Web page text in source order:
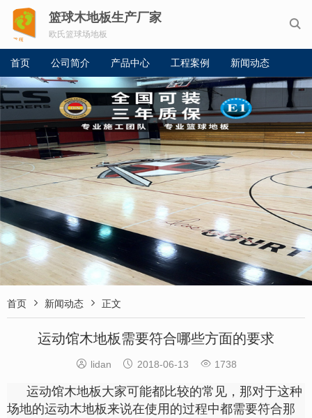

篮球木地板生产厂家
欧氏篮球场地板
首页 公司简介 产品中心 工程案例 新闻动态
首页  新闻动态  正文
运动馆木地板需要符合哪些方面的要求
 lidan  2018-06-13  1738
运动馆木地板大家可能都比较的常见，那对于这种
场地的运动木地板来说在使用的过程中都需要符合那